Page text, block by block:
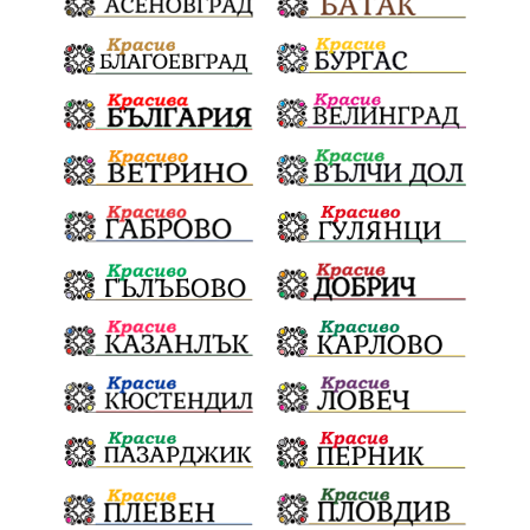
благотворителна инициатива
Електронният прием започва Дънката
Ще има ли присъда Ден на отворените врати
стопанство „Храна от село“ Карола Карова
бронзови медал Балканското първенство
в отборната надпревара
„Отваряне на града към морето“
Негодна за пиене вода във Варненско
цялостно обновяване Музеъ на мозайките
и прилежащия парк в Девня